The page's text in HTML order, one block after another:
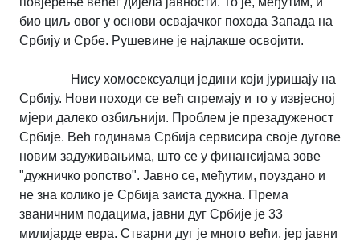
био циљ овог у основи освајачког похода Запада на
Србију и Србе. Рушевине је најлакше освојити.
Нису хомосексуалци једини који јуришају на
Србију. Нови походи се већ спремају и то у извјесној
мјери далеко озбиљнији. Проблем је презадуженост
Србије. Већ годинама Србија сервисира своје дугове
новим задуживањима, што се у финансијама зове
"дужничко ропство". Јавно се, међутим, поуздано и
не зна колико је Србија заиста дужна. Према
званичним подацима, јавни дуг Србије је 33
милијарде евра. Стварни дуг је много већи, јер јавни